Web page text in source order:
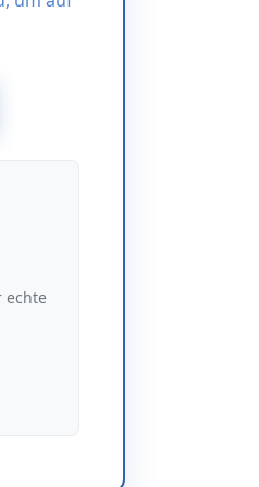
echte